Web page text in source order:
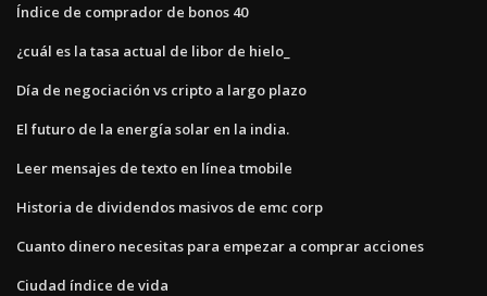
Índice de comprador de bonos 40
¿cuál es la tasa actual de libor de hielo_
Día de negociación vs cripto a largo plazo
El futuro de la energía solar en la india.
Leer mensajes de texto en línea tmobile
Historia de dividendos masivos de emc corp
Cuanto dinero necesitas para empezar a comprar acciones
Ciudad índice de vida